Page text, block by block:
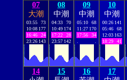
07
大潮
03:55
73
10:08 177
16:46
24
23:26 143
08
中潮
04:33
70
10:49 174
17:22
28
23:57 142
09
中潮
05:10
68
11:27 170
17:56
34
10
中潮
00:26 141
05:46
68
12:03 163
18:29
41
14
15
16
17